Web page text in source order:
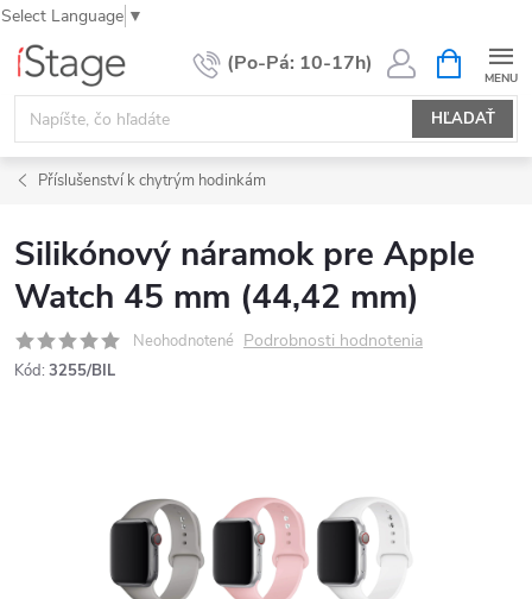
Select Language ▼
Prejsť
obsah
HĽADAŤ
KOŠÍK
Příslušenství k chytrým hodinkám
Silikónový náramok pre Apple
Watch 45 mm (44,42 mm)
Neohodnotené Podrobnosti hodnotenia
Kód: 3255/BIL